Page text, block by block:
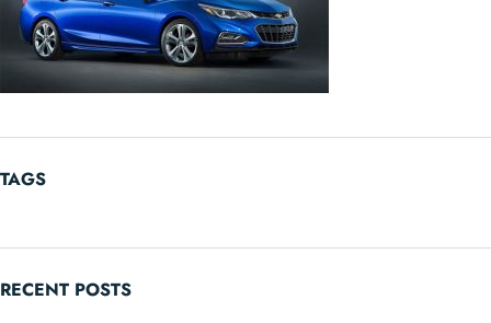
TAGS
RECENT POSTS